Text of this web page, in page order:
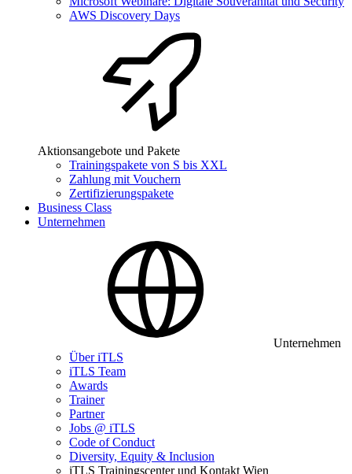
AWS Discovery Days
Aktionsangebote und Pakete
Trainingspakete von S bis XXL
Zahlung mit Vouchern
Zertifizierungspakete
Business Class
Unternehmen
Unternehmen
Über iTLS
iTLS Team
Awards
Trainer
Partner
Jobs @ iTLS
Code of Conduct
Diversity, Equity & Inclusion
iTLS Trainingscenter und Kontakt Wien